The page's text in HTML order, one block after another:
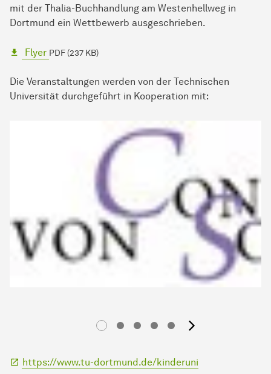
mit der Thalia-Buchhandlung am Westenhellweg in
Dortmund ein Wettbewerb ausgeschrieben.
Flyer PDF (237 KB)
Die Veranstaltungen werden von der Technischen
Universität durchgeführt in Kooperation mit:
https://www.tu-dortmund.de/kinderuni